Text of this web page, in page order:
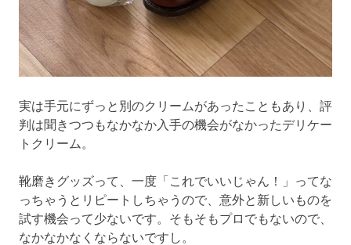
実は手元にずっと別のクリームがあったこともあり、評
判は聞きつつもなかなか入手の機会がなかったデリケー
トクリーム。
靴磨きグッズって、一度「これでいいじゃん！」ってな
っちゃうとリピートしちゃうので、意外と新しいものを
試す機会って少ないです。そもそもプロでもないので、
なかなかなくならないですし。